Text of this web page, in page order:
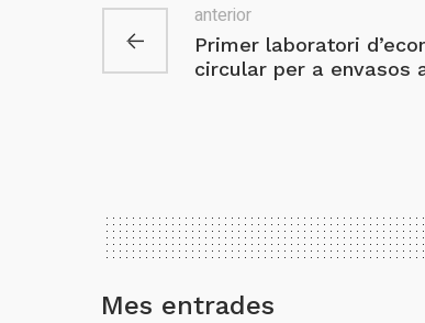
Primer laboratori
circular per a envasos
anterior
Mes entrades